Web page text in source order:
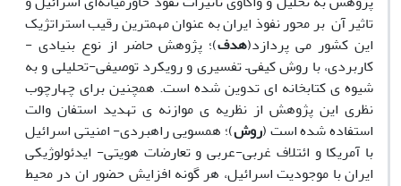
تاثیر آن بر محور نفوذ ایران به عنوان مهمترین رقیب استراتژیک
این کشور می پردازد(هدف)؛ پژوهش حاضر از نوع بنیادی -
کاربردی، با روش کیفی– تفسیری و رویکرد توصیفی-تحلیلی و به
شیوه ی کتابخانه ای تدوین شده است. همچنین برای چهارچوب
نظری این پژوهش از نظریه ی موازنه ی تهدید استفان والت
استفاده شده است (روش)؛ همسویی راهبردی- امنیتی اسرائیل
با آمریکا و ائتلاف غربی-عربی و تعارضات هویتی- ایدئولوژیکی
ایران با موجودیت اسرائیل، هر گونه افزایش حضور ان در محیط